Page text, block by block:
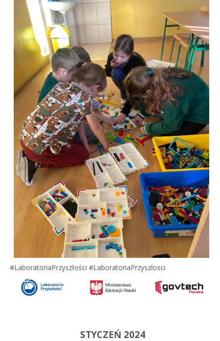
#LaboratoriaPrzyszłości #LaboratoriaPrzyszlosci
STYCZEŃ 2024